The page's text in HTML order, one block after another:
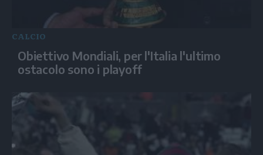
CALCIO
Obiettivo Mondiali, per l'Italia l'ultimo
ostacolo sono i playoff